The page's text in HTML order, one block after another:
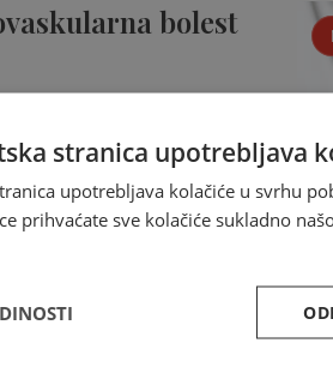
bolest
stranica upotrebljava
upotrebljava kolačiće u svrhu
prihvaćate sve kolačiće sukladno